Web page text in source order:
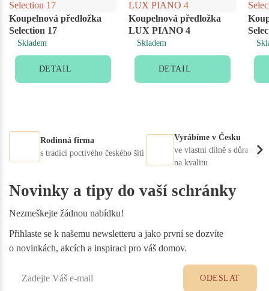
Koupelnová předložka
Selection 17
Skladem
DETAIL
Koupelnová předložka
LUX PIANO 4
Skladem
DETAIL
Rodinná firma
s tradicí poctivého českého šití
Vyrábíme v Česku
ve vlastní dílně s důrazem
na kvalitu
Novinky a tipy do vaší schránky
Nezmeškejte žádnou nabídku!
Přihlaste se k našemu newsletteru a jako první se dozvíte
o novinkách, akcích a inspiraci pro váš domov.
ODESLAT